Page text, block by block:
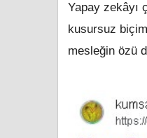
Yapay zekâyı
kusursuz
mesleğin özü